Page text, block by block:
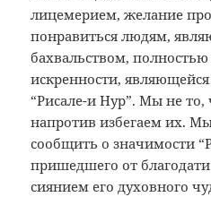
лицемерием, желание
понравиться людям,
бахвальством,
искренности,
“Рисале-и Нур”. Мы не
напротив избегаем их.
сообщить о значимости
пришедшего от
сиянием его духовного